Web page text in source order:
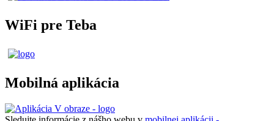
WiFi pre Teba
Mobilná aplikácia